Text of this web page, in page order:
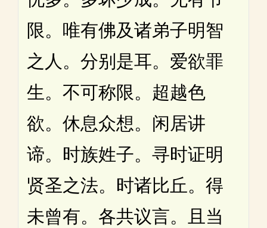
限。唯有佛及诸弟子明智
之人。分别是耳。爱欲罪
生。不可称限。超越色
欲。休息众想。闲居讲
谛。时族姓子。寻时证明
贤圣之法。时诸比丘。得
未曾有。各共议言。且当